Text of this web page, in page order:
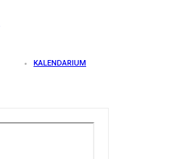
KALENDARIUM